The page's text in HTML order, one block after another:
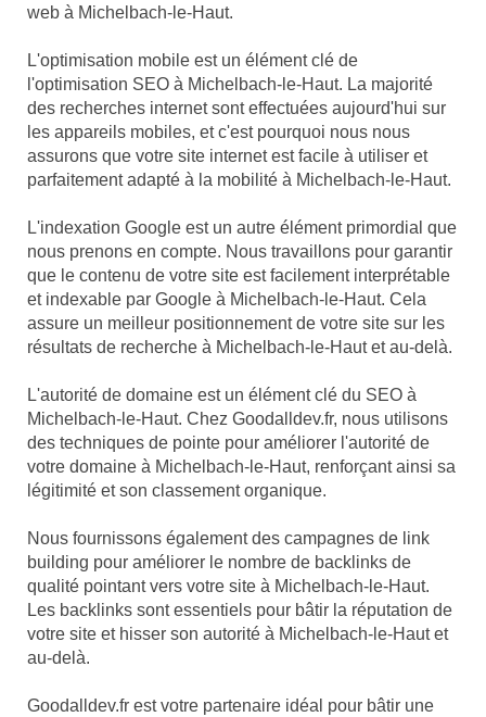
web à Michelbach-le-Haut.
L'optimisation mobile est un élément clé de
l'optimisation SEO à Michelbach-le-Haut. La majorité
des recherches internet sont effectuées aujourd'hui sur
les appareils mobiles, et c'est pourquoi nous nous
assurons que votre site internet est facile à utiliser et
parfaitement adapté à la mobilité à Michelbach-le-Haut.
L'indexation Google est un autre élément primordial que
nous prenons en compte. Nous travaillons pour garantir
que le contenu de votre site est facilement interprétable
et indexable par Google à Michelbach-le-Haut. Cela
assure un meilleur positionnement de votre site sur les
résultats de recherche à Michelbach-le-Haut et au-delà.
L'autorité de domaine est un élément clé du SEO à
Michelbach-le-Haut. Chez Goodalldev.fr, nous utilisons
des techniques de pointe pour améliorer l'autorité de
votre domaine à Michelbach-le-Haut, renforçant ainsi sa
légitimité et son classement organique.
Nous fournissons également des campagnes de link
building pour améliorer le nombre de backlinks de
qualité pointant vers votre site à Michelbach-le-Haut.
Les backlinks sont essentiels pour bâtir la réputation de
votre site et hisser son autorité à Michelbach-le-Haut et
au-delà.
Goodalldev.fr est votre partenaire idéal pour bâtir une